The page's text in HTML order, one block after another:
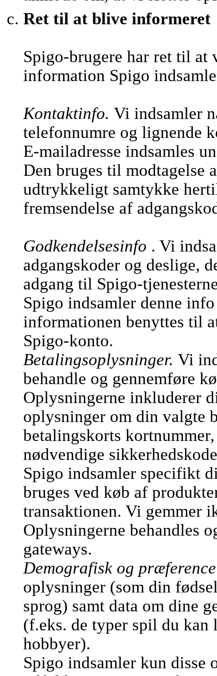
Ret til at blive informeret
Spigo-brugere har ret til
information Spigo
Kontaktinfo. Vi indsamler
telefonnumre og lignende
E-mailadresse indsamles
Den bruges til modtagelse
udtrykkeligt samtykke
fremsendelse af
Godkendelsesinfo . Vi
adgangskoder og deslige,
adgang til Spigo-
Spigo indsamler denne
informationen benyttes til
Spigo-konto.
Betalingsoplysninger. Vi
behandle og gennemføre
Oplysningerne inkluderer
oplysninger om din valgte
betalingskorts
nødvendige
Spigo indsamler specifikt
bruges ved køb af
transaktionen. Vi gemmer
Oplysningerne behandles
gateways.
Demografisk og
oplysninger (som din
sprog) samt data om dine
(f.eks. de typer spil du kan
hobbyer).
Spigo indsamler kun